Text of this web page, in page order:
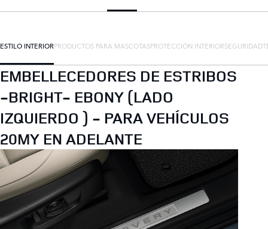
ESTILO INTERIORPRODUCTOS PARA MASCOTASPROTECCIÓN INTERIORSEGURIDAD
EMBELLECEDORES DE ESTRIBOS
-BRIGHT- EBONY (LADO
IZQUIERDO ) - PARA VEHÍCULOS
20MY EN ADELANTE